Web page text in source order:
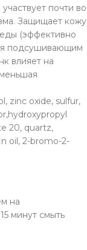
почти во
Защищает кожу
(эффективно
подсушивающим
влияет на
zinc oxide, sulfur,
20, quartz,
oil, 2-bromo-2-
на
минут смыть